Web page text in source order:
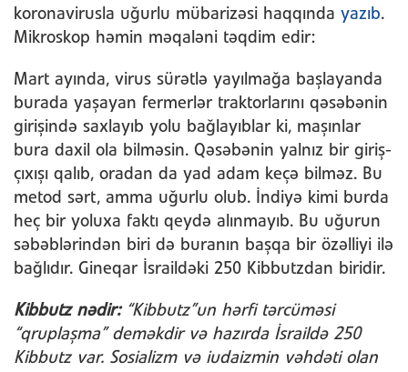
koronavirusla uğurlu mübarizəsi haqqında yazıb.
Mikroskop həmin məqaləni təqdim edir:
Mart ayında, virus sürətlə yayılmağa başlayanda
burada yaşayan fermerlər traktorlarını qəsəbənin
girişində saxlayıb yolu bağlayıblar ki, maşınlar
bura daxil ola bilməsin. Qəsəbənin yalnız bir giriş-
çıxışı qalıb, oradan da yad adam keçə bilməz. Bu
metod sərt, amma uğurlu olub. İndiyə kimi burda
heç bir yoluxa faktı qeydə alınmayıb. Bu uğurun
səbəblərindən biri də buranın başqa bir özəlliyi ilə
bağlıdır. Gineqar İsraildəki 250 Kibbutzdan biridir.
Kibbutz nədir:“Kibbutz”un hərfi tərcüməsi
“qruplaşma” deməkdir və hazırda İsraildə 250
Kibbutz var. Sosializm və iudaizmin vəhdəti olan